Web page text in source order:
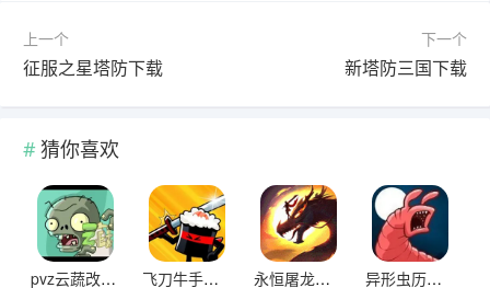
上一个
征服之星塔防下载
下一个
新塔防三国下载
猜你喜欢
pvz云蔬改版下载 飞刀牛手中文版下载 永恒屠龙传奇大极品游戏下载 异形虫历险记2下载